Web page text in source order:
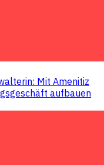
Mit Amenitiz
aufbauen